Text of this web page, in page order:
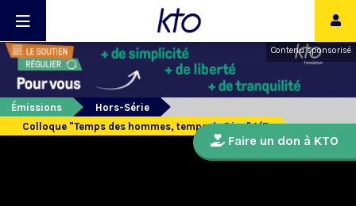
Contenu sponsorisé
Émissions
Hors-Série
Colloque "Temps des hommes, temps de Dieu" 1/7
Faire un don à KTO